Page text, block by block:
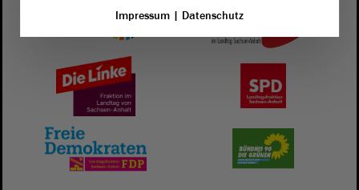
Impressum| Datenschutz